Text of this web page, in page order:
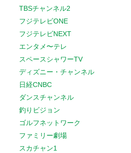
TBSチャンネル2
フジテレビONE
フジテレビNEXT
エンタメ〜テレ
スペースシャワーTV
ディズニー・チャンネル
日経CNBC
ダンスチャンネル
釣りビジョン
ゴルフネットワーク
ファミリー劇場
スカチャン1